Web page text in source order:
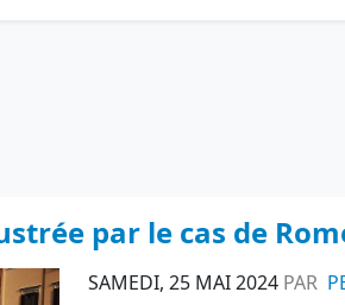
par le cas de
SAMEDI, 25 MAI 2024 PAR